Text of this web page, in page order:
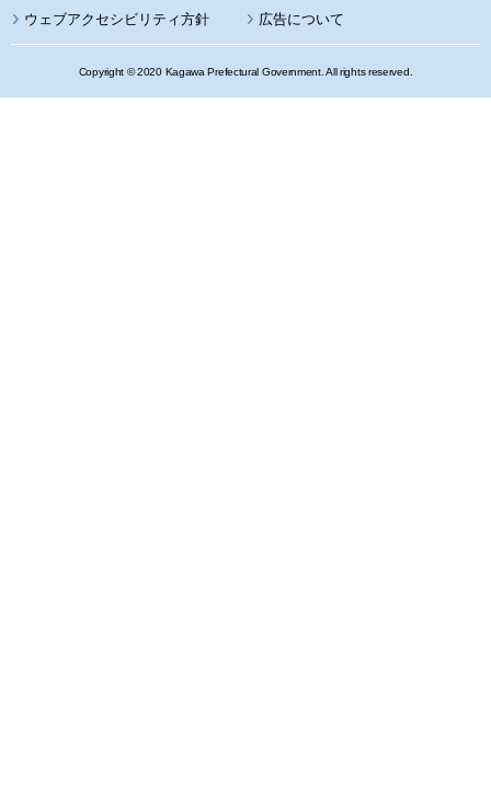
ウェブアクセシビリティ方針 広告について
Copyright © 2020 Kagawa Prefectural Government. All rights reserved.